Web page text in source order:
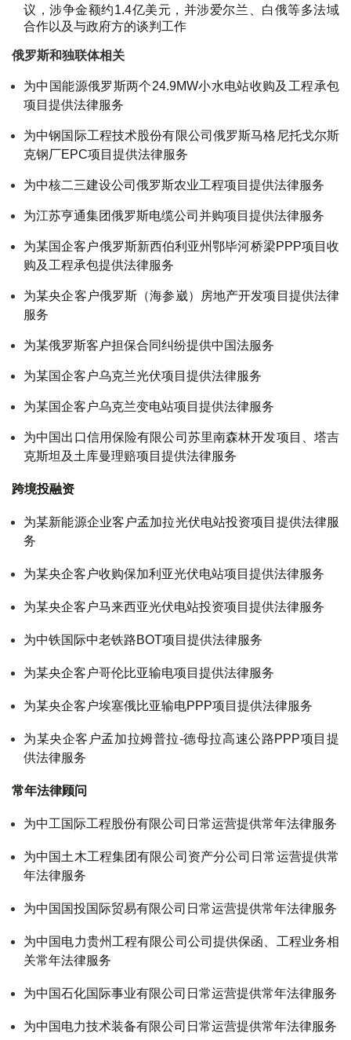
议，涉争金额约1.4亿美元，并涉爱尔兰、白俄等多法域
合作以及与政府方的谈判工作
俄罗斯和独联体相关
为中国能源俄罗斯两个24.9MW小水电站收购及工程承包
项目提供法律服务
为中钢国际工程技术股份有限公司俄罗斯马格尼托戈尔斯
克钢厂EPC项目提供法律服务
为中核二三建设公司俄罗斯农业工程项目提供法律服务
为江苏亨通集团俄罗斯电缆公司并购项目提供法律服务
为某国企客户俄罗斯新西伯利亚州鄂毕河桥梁PPP项目收
购及工程承包提供法律服务
为某央企客户俄罗斯（海参崴）房地产开发项目提供法律
服务
为某俄罗斯客户担保合同纠纷提供中国法服务
为某国企客户乌克兰光伏项目提供法律服务
为某国企客户乌克兰变电站项目提供法律服务
为中国出口信用保险有限公司苏里南森林开发项目、塔吉
克斯坦及土库曼理赔项目提供法律服务
跨境投融资
为某新能源企业客户孟加拉光伏电站投资项目提供法律服
务
为某央企客户收购保加利亚光伏电站项目提供法律服务
为某央企客户马来西亚光伏电站投资项目提供法律服务
为中铁国际中老铁路BOT项目提供法律服务
为某央企客户哥伦比亚输电项目提供法律服务
为某央企客户埃塞俄比亚输电PPP项目提供法律服务
为某央企客户孟加拉姆普拉-德母拉高速公路PPP项目提
供法律服务
常年法律顾问
为中工国际工程股份有限公司日常运营提供常年法律服务
为中国土木工程集团有限公司资产分公司日常运营提供常
年法律服务
为中国国投国际贸易有限公司日常运营提供常年法律服务
为中国电力贵州工程有限公司公司提供保函、工程业务相
关常年法律服务
为中国石化国际事业有限公司日常运营提供常年法律服务
为中国电力技术装备有限公司日常运营提供常年法律服务